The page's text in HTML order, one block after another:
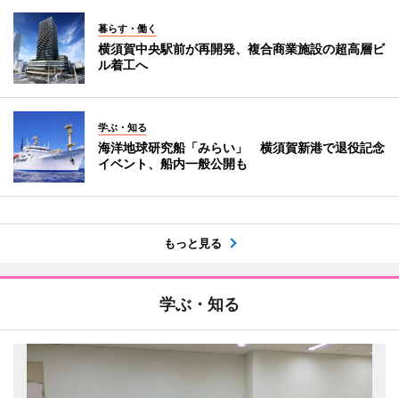
暮らす・働く
横須賀中央駅前が再開発、複合商業施設の超高層ビ
ル着工へ
学ぶ・知る
海洋地球研究船「みらい」 横須賀新港で退役記念
イベント、船内一般公開も
もっと見る
学ぶ・知る